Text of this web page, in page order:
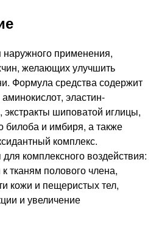
применения,
желающих улучшить
Формула средства содержит
эластин-
экстракты шиповатой иглицы,
билоба и имбиря, а также
комплекс.
комплексного воздействия:
тканям полового члена,
кожи и пещеристых тел,
и увеличение